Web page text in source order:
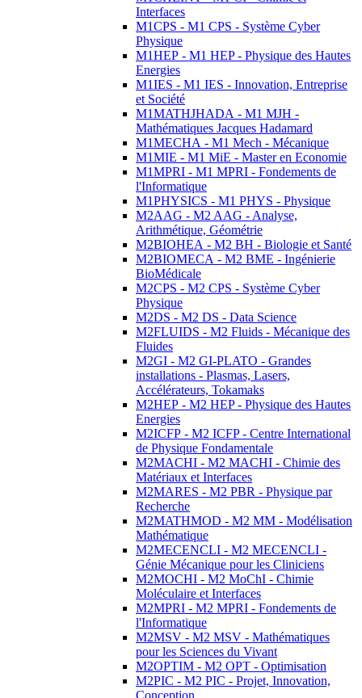
Interfaces
M1CPS - M1 CPS - Système Cyber
Physique
M1HEP - M1 HEP - Physique des Hautes
Energies
M1IES - M1 IES - Innovation, Entreprise
et Société
M1MATHJHADA - M1 MJH -
Mathématiques Jacques Hadamard
M1MECHA - M1 Mech - Mécanique
M1MIE - M1 MiE - Master en Economie
M1MPRI - M1 MPRI - Fondements de
l'Informatique
M1PHYSICS - M1 PHYS - Physique
M2AAG - M2 AAG - Analyse,
Arithmétique, Géométrie
M2BIOHEA - M2 BH - Biologie et Santé
M2BIOMECA - M2 BME - Ingénierie
BioMédicale
M2CPS - M2 CPS - Système Cyber
Physique
M2DS - M2 DS - Data Science
M2FLUIDS - M2 Fluids - Mécanique des
Fluides
M2GI - M2 GI-PLATO - Grandes
installations - Plasmas, Lasers,
Accélérateurs, Tokamaks
M2HEP - M2 HEP - Physique des Hautes
Energies
M2ICFP - M2 ICFP - Centre International
de Physique Fondamentale
M2MACHI - M2 MACHI - Chimie des
Matériaux et Interfaces
M2MARES - M2 PBR - Physique par
Recherche
M2MATHMOD - M2 MM - Modélisation
Mathématique
M2MECENCLI - M2 MECENCLI -
Génie Mécanique pour les Cliniciens
M2MOCHI - M2 MoChI - Chimie
Moléculaire et Interfaces
M2MPRI - M2 MPRI - Fondements de
l'Informatique
M2MSV - M2 MSV - Mathématiques
pour les Sciences du Vivant
M2OPTIM - M2 OPT - Optimisation
M2PIC - M2 PIC - Projet, Innovation,
Conception